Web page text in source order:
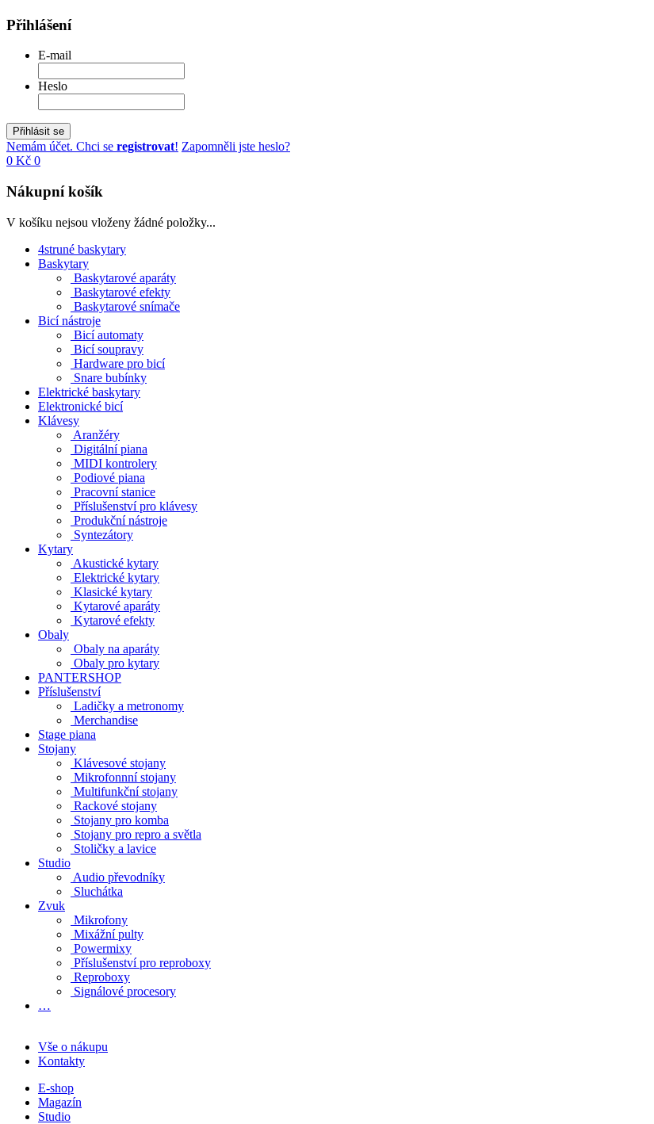
Přihlášení
E-mail
Heslo
Přihlásit se
Nemám účet. Chci se registrovat! Zapomněli jste heslo?
0 Kč 0
Nákupní košík
V košíku nejsou vloženy žádné položky...
4struné baskytary
Baskytary
Baskytarové aparáty
Baskytarové efekty
Baskytarové snímače
Bicí nástroje
Bicí automaty
Bicí soupravy
Hardware pro bicí
Snare bubínky
Elektrické baskytary
Elektronické bicí
Klávesy
Aranžéry
Digitální piana
MIDI kontrolery
Podiové piana
Pracovní stanice
Příslušenství pro klávesy
Produkční nástroje
Syntezátory
Kytary
Akustické kytary
Elektrické kytary
Klasické kytary
Kytarové aparáty
Kytarové efekty
Obaly
Obaly na aparáty
Obaly pro kytary
PANTERSHOP
Příslušenství
Ladičky a metronomy
Merchandise
Stage piana
Stojany
Klávesové stojany
Mikrofonnní stojany
Multifunkční stojany
Rackové stojany
Stojany pro komba
Stojany pro repro a světla
Stoličky a lavice
Studio
Audio převodníky
Sluchátka
Zvuk
Mikrofony
Mixážní pulty
Powermixy
Příslušenství pro reproboxy
Reproboxy
Signálové procesory
…
Vše o nákupu
Kontakty
E-shop
Magazín
Studio